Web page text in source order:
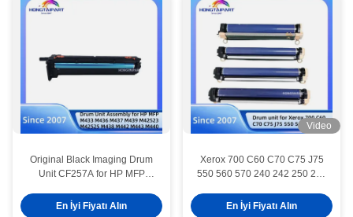
Original Black Imaging Drum
Unit CF257A for HP MFP
M42523 M42525 M438 M442
En İyi Fiyatı Alın
Video
Xerox 700 C60 C70 C75 J75
550 560 570 240 242 250 252
7765 7775 5065 6075 C5400
En İyi Fiyatı Alın